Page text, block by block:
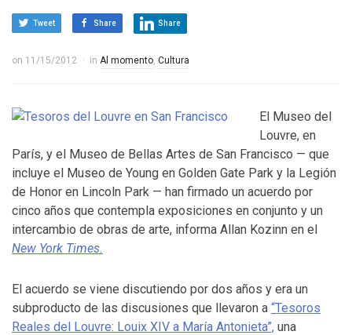
Tweet Share Share
on 11/15/2012 in Al momento, Cultura
El Museo del
Louvre, en
París, y el Museo de Bellas Artes de San Francisco — que
incluye el Museo de Young en Golden Gate Park y la Legión
de Honor en Lincoln Park — han firmado un acuerdo por
cinco años que contempla exposiciones en conjunto y un
intercambio de obras de arte, informa Allan Kozinn en el
New York Times.
El acuerdo se viene discutiendo por dos años y era un
subproducto de las discusiones que llevaron a “Tesoros
Reales del Louvre: Louix XIV a María Antonieta”, una